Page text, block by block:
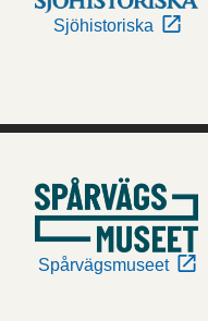
Sjöhistoriska
Spårvägsmuseet